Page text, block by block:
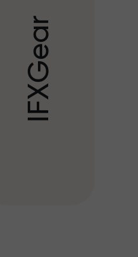
I
F
X
G
e
a
r